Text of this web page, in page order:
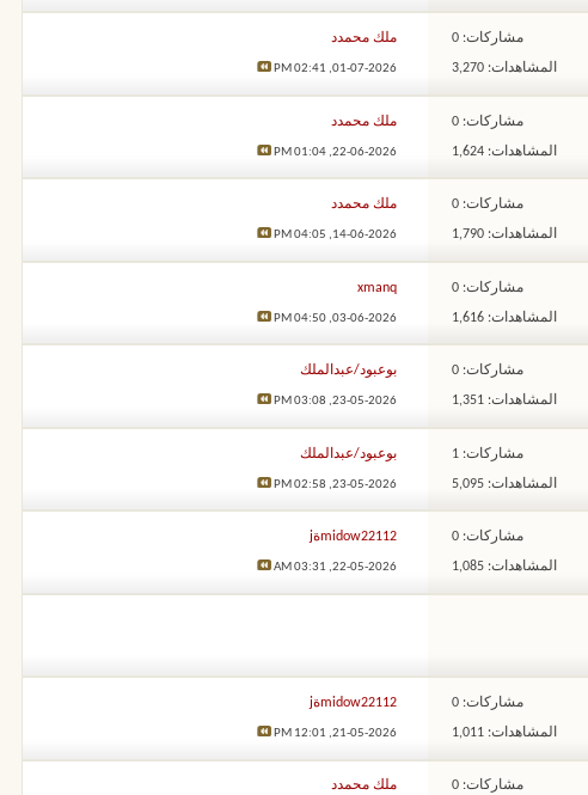
مشاركات: 0
المشاهدات: 3,270
ملك محمدد
01-07-2026,
02:41 PM
مشاركات: 0
المشاهدات: 1,624
ملك محمدد
22-06-2026,
01:04 PM
مشاركات: 0
المشاهدات: 1,790
ملك محمدد
14-06-2026,
04:05 PM
مشاركات: 0
المشاهدات: 1,616
xmanq
03-06-2026,
04:50 PM
مشاركات: 0
المشاهدات: 1,351
بوعبود/عبدالملك
23-05-2026,
03:08 PM
مشاركات: 1
المشاهدات: 5,095
بوعبود/عبدالملك
23-05-2026,
02:58 PM
مشاركات: 0
المشاهدات: 1,085
midow22112ةj
22-05-2026,
03:31 AM
مشاركات: 0
المشاهدات: 1,011
midow22112ةj
21-05-2026,
12:01 PM
مشاركات: 0 ملك محمدد